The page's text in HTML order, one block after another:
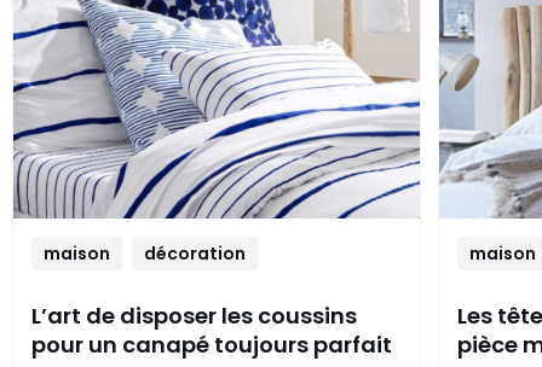
maison décoration
L’art de disposer les coussins
pour un canapé toujours parfait
maison
Les
pièce